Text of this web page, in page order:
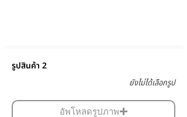
รูปสินค้า 2
ยังไม่ได้เลือกรูป
อัพโหลดรูปภาพ